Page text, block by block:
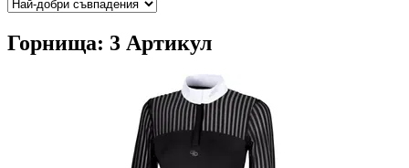
Горнища: 3 Артикул